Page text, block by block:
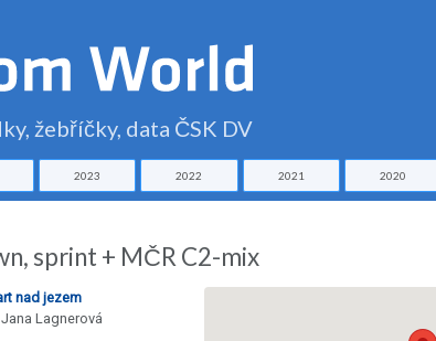
žebříčky, data ČSK DV
2023 2022 2021 2020
sprint + MČR C2-mix
nad jezem
Lagnerová